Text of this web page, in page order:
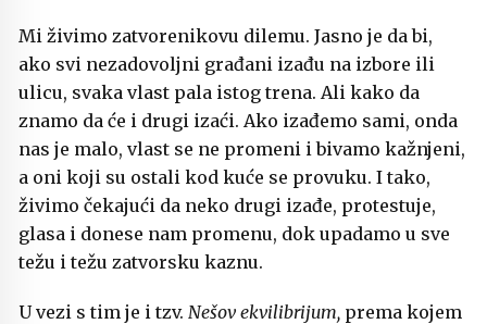
Mi živimo zatvorenikovu dilemu. Jasno je da bi,
ako svi nezadovoljni građani izađu na izbore ili
ulicu, svaka vlast pala istog trena. Ali kako da
znamo da će i drugi izaći. Ako izađemo sami, onda
nas je malo, vlast se ne promeni i bivamo kažnjeni,
a oni koji su ostali kod kuće se provuku. I tako,
živimo čekajući da neko drugi izađe, protestuje,
glasa i donese nam promenu, dok upadamo u sve
težu i težu zatvorsku kaznu.
U vezi s tim je i tzv. Nešov ekvilibrijum, prema kojem